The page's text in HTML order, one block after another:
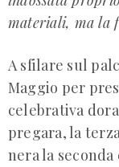
materiali, ma la
A sfilare sul
Maggio per
celebrativa
pregara, la
nera la